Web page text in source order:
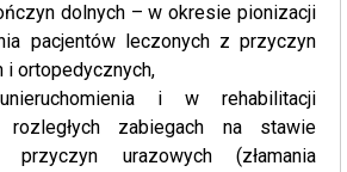
dolnych – w okresie pionizacji
pacjentów leczonych z przyczyn
i ortopedycznych,
i w rehabilitacji
rozległych zabiegach na stawie
urazowych (złamania